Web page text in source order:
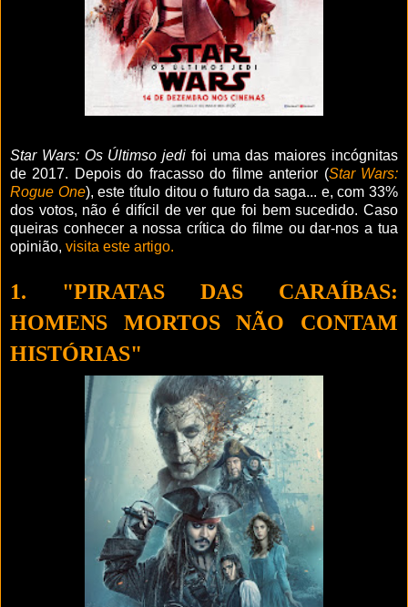
Star Wars: Os Últimso jedi foi uma das maiores incógnitas
de 2017. Depois do fracasso do filme anterior (Star Wars:
Rogue One), este título ditou o futuro da saga... e, com 33%
dos votos, não é difícil de ver que foi bem sucedido. Caso
queiras conhecer a nossa crítica do filme ou dar-nos a tua
opinião, visita este artigo.
1. "PIRATAS DAS CARAÍBAS:
HOMENS MORTOS NÃO CONTAM
HISTÓRIAS"